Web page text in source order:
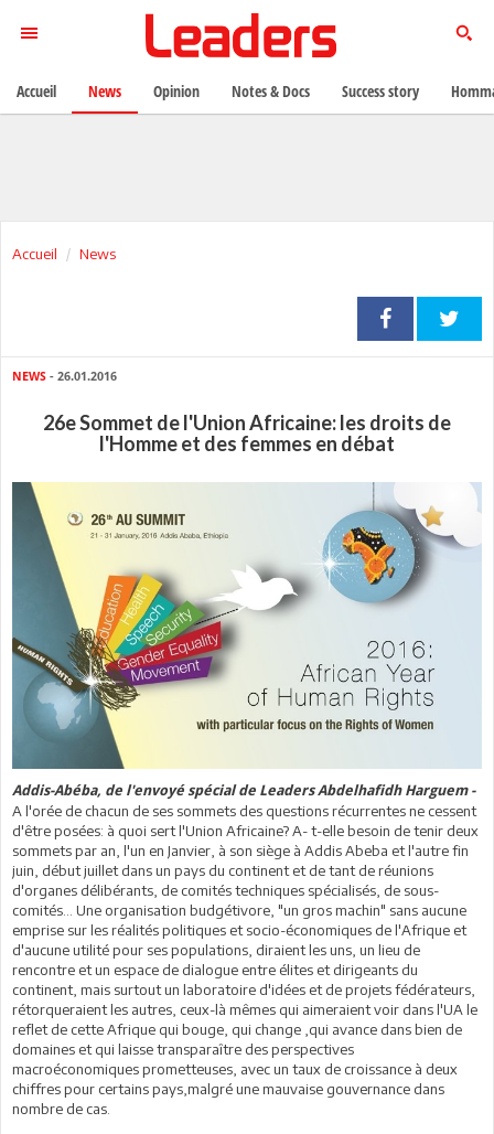
Accueil News
NEWS - 26.01.2016
26e Sommet de l'Union Africaine: les droits de
l'Homme et des femmes en débat
Addis-Abéba, de l'envoyé spécial de Leaders Abdelhafidh Harguem -
A l'orée de chacun de ses sommets des questions récurrentes ne cessent
d'être posées: à quoi sert l'Union Africaine? A- t-elle besoin de tenir deux
sommets par an, l'un en Janvier, à son siège à Addis Abeba et l'autre fin
juin, début juillet dans un pays du continent et de tant de réunions
d'organes délibérants, de comités techniques spécialisés, de sous-
comités... Une organisation budgétivore, "un gros machin" sans aucune
emprise sur les réalités politiques et socio-économiques de l'Afrique et
d'aucune utilité pour ses populations, diraient les uns, un lieu de
rencontre et un espace de dialogue entre élites et dirigeants du
continent, mais surtout un laboratoire d'idées et de projets fédérateurs,
rétorqueraient les autres, ceux-là mêmes qui aimeraient voir dans l'UA le
reflet de cette Afrique qui bouge, qui change ,qui avance dans bien de
domaines et qui laisse transparaître des perspectives
macroéconomiques prometteuses, avec un taux de croissance à deux
chiffres pour certains pays,malgré une mauvaise gouvernance dans
nombre de cas.
Accueil News Opinion Notes & Docs Success story